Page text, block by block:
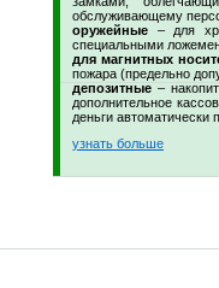
обслуживающему
оружейные – для
специальными
для магнитных
пожара (предельно
депозитные –
дополнительное
деньги автоматически
узнать больше